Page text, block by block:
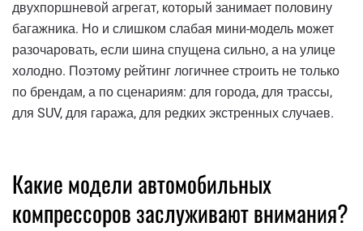
двухпоршневой агрегат, который занимает половину
багажника. Но и слишком слабая мини-модель может
разочаровать, если шина спущена сильно, а на улице
холодно. Поэтому рейтинг логичнее строить не только
по брендам, а по сценариям: для города, для трассы,
для SUV, для гаража, для редких экстренных случаев.
Какие модели автомобильных
компрессоров заслуживают внимания?